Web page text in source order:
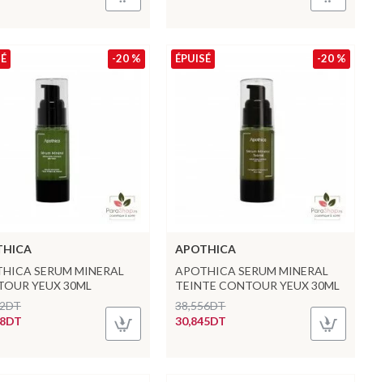
-20 %
SERUM MINERAL
YEUX 30ML
-20 %
ÉPUISÉ
APOTHICA
APOTHICA SERUM MINERAL
TEINTE CONTOUR YEUX 30ML
30,845DT
38,556DT